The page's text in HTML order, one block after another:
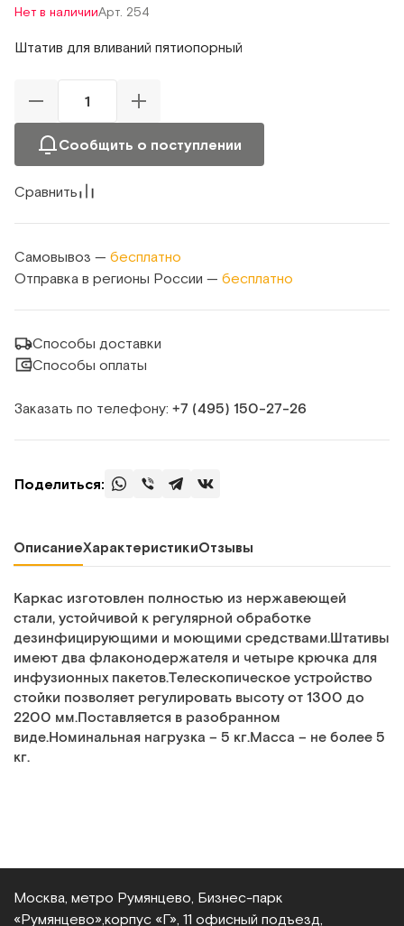
Нет в наличииАрт. 254
Штатив для вливаний пятиопорный
Сообщить о поступлении
Сравнить
Самовывоз — бесплатно
Отправка в регионы России — бесплатно
Способы доставки
Способы оплаты
Заказать по телефону: +7 (495) 150‑27‑26
Поделиться:
ОписаниеХарактеристикиОтзывы
Каркас изготовлен полностью из нержавеющей
стали, устойчивой к регулярной обработке
дезинфицирующими и моющими средствами.Штативы
имеют два флаконодержателя и четыре крючка для
инфузионных пакетов.Телескопическое устройство
стойки позволяет регулировать высоту от 1300 до
2200 мм.Поставляется в разобранном
виде.Номинальная нагрузка – 5 кг.Масса – не более 5
кг.
Москва, метро Румянцево, Бизнес‑парк
«Румянцево», корпус «Г», 11 офисный подъезд,